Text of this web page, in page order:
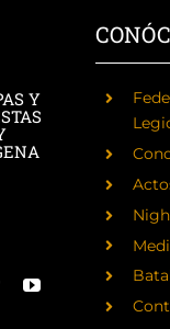
Y